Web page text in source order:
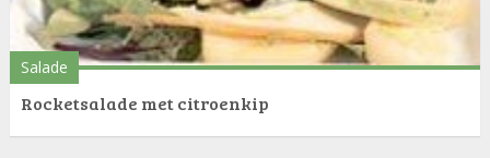
Salade
Rocketsalade met citroenkip